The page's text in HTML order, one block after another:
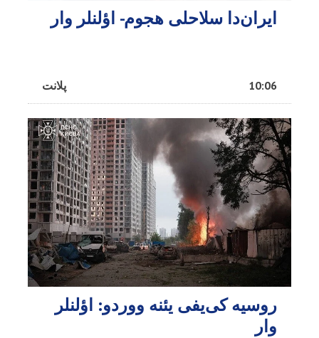
ایران‌دا سلاحلی هجوم- اؤلنلر وار
پلانت 10:06
روسیه کی‌یفی یئنه ووردو: اؤلنلر
وار